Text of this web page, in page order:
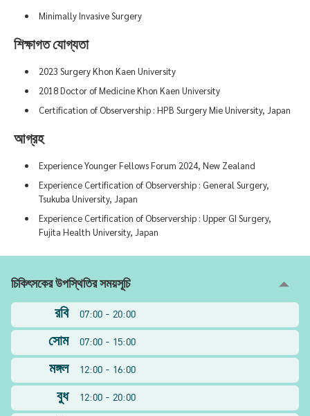
Minimally Invasive Surgery
শিক্ষাগত যোগ্যতা
2023 Surgery Khon Kaen University
2018 Doctor of Medicine Khon Kaen University
Certification of Observership : HPB Surgery Mie University, Japan
আগ্রহ
Experience Younger Fellows Forum 2024, New Zealand
Experience Certification of Observership : General Surgery,
Tsukuba University, Japan
Experience Certification of Observership : Upper GI Surgery,
Fujita Health University, Japan
চিকিৎসকের উপস্থিতির সময়সূচি
রবি
07:00 - 20:00
সোম
07:00 - 15:00
মঙ্গল
12:00 - 16:00
বুধ
12:00 - 20:00